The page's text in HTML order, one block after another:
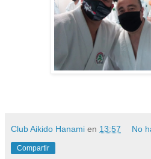
Club Aikido Hanami en 13:57 No
Compartir